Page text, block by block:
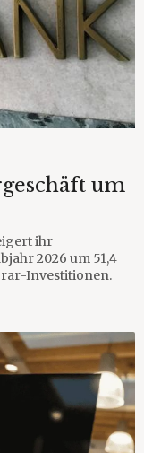
um
ihr
2026 um 51,4
Investitionen.